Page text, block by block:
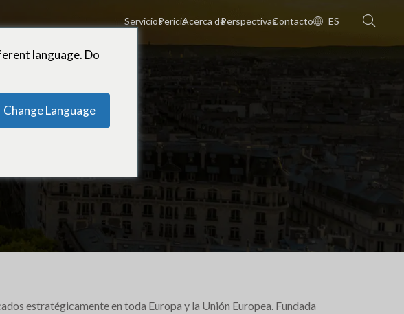
ServiciosPericiaAcerca dePerspectivasContacto ES
estratégicamente en toda Europa y la Unión Europea. Fundada
language. Do
Change Language